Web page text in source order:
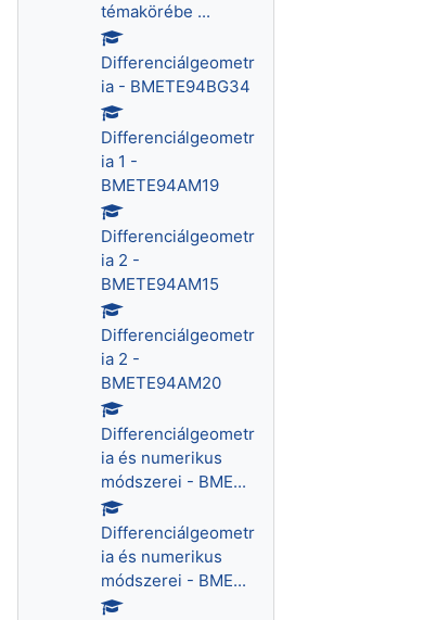
témakörébe ...
Differenciálgeometr
ia - BMETE94BG34
Differenciálgeometr
ia 1 -
BMETE94AM19
Differenciálgeometr
ia 2 -
BMETE94AM15
Differenciálgeometr
ia 2 -
BMETE94AM20
Differenciálgeometr
ia és numerikus
módszerei - BME...
Differenciálgeometr
ia és numerikus
módszerei - BME...